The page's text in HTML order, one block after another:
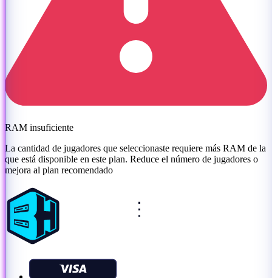
RAM insuficiente
La cantidad de jugadores que seleccionaste requiere más RAM de la
que está disponible en este plan. Reduce el número de jugadores o
mejora al plan recomendado